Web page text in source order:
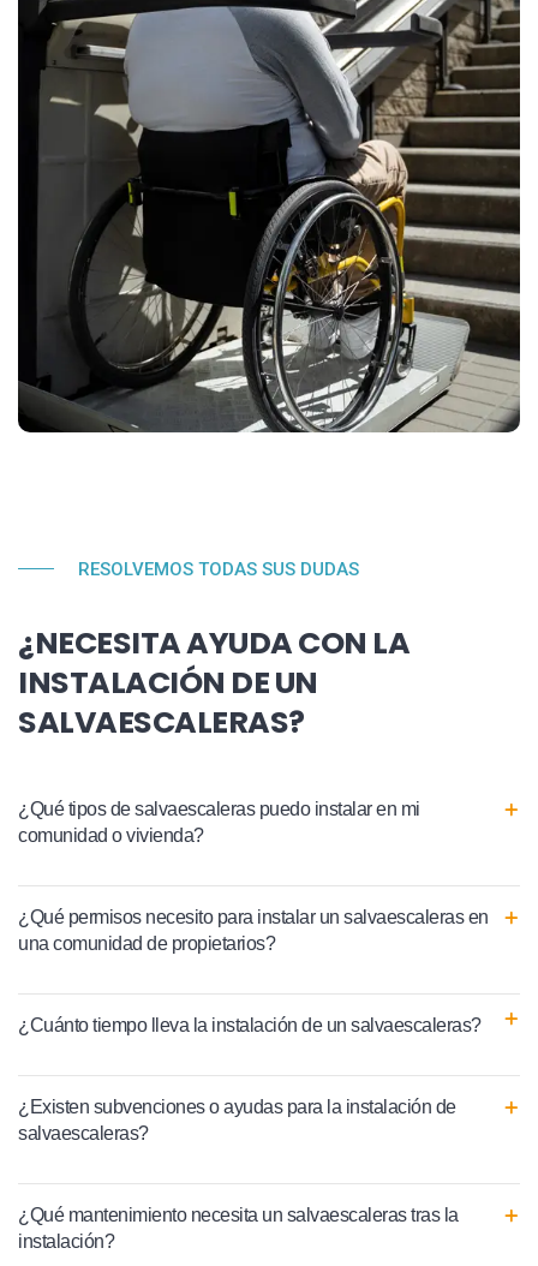
RESOLVEMOS TODAS SUS DUDAS
¿NECESITA AYUDA CON LA
INSTALACIÓN DE UN
SALVAESCALERAS?
¿Qué tipos de salvaescaleras puedo instalar en mi
comunidad o vivienda?
¿Qué permisos necesito para instalar un salvaescaleras en
una comunidad de propietarios?
¿Cuánto tiempo lleva la instalación de un salvaescaleras?
¿Existen subvenciones o ayudas para la instalación de
salvaescaleras?
¿Qué mantenimiento necesita un salvaescaleras tras la
instalación?